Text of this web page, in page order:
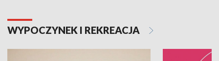
WYPOCZYNEK I REKREACJA